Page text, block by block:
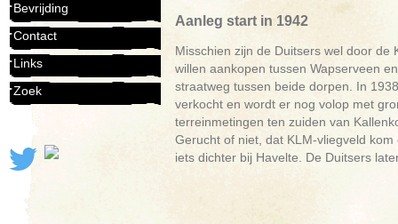
Bevrijding
Contact
Links
Zoek
Aanleg start in 1942
Misschien zijn de Duitsers wel door
willen aankopen tussen Wapserveen
straatweg tussen beide dorpen. In
verkocht en wordt er nog volop met
terreinmetingen ten zuiden van
Gerucht of niet, dat KLM-vliegveld
iets dichter bij Havelte. De Duitsers